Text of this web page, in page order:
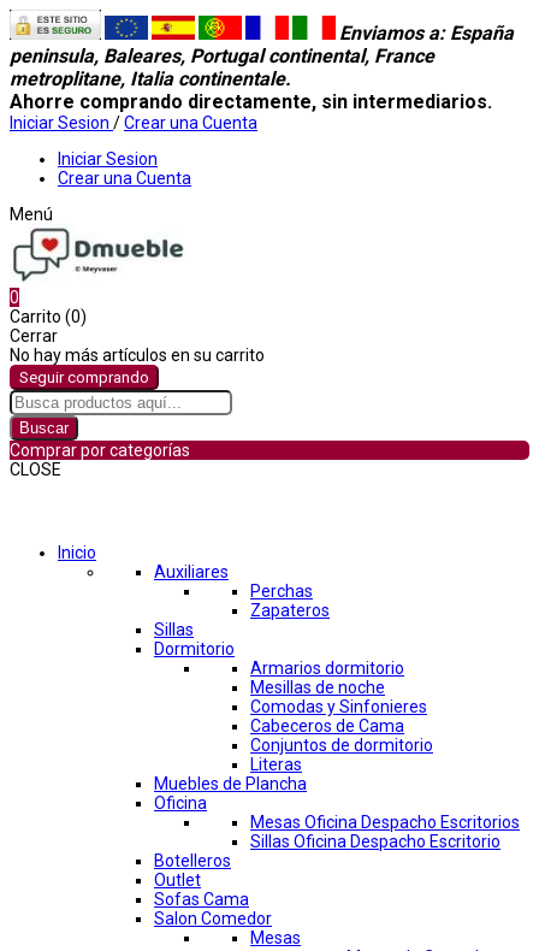
Enviamos a: España
peninsula, Baleares, Portugal continental, France
metroplitane, Italia continentale.
Ahorre comprando directamente, sin intermediarios.
Iniciar Sesion /Crear una Cuenta
Iniciar Sesion
Crear una Cuenta
Menú
0
Carrito (0)
Cerrar
No hay más artículos en su carrito
Seguir comprando
Buscar
Comprar por categorías
CLOSE
Inicio
Auxiliares
Perchas
Zapateros
Sillas
Dormitorio
Armarios dormitorio
Mesillas de noche
Comodas y Sinfonieres
Cabeceros de Cama
Conjuntos de dormitorio
Literas
Muebles de Plancha
Oficina
Mesas Oficina Despacho Escritorios
Sillas Oficina Despacho Escritorio
Botelleros
Outlet
Sofas Cama
Salon Comedor
Mesas